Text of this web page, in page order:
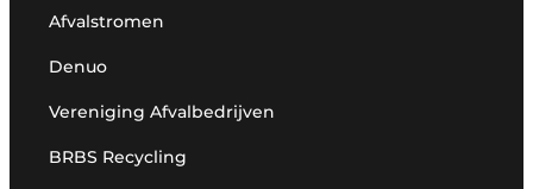
Afvalstromen
Denuo
Vereniging Afvalbedrijven
BRBS Recycling